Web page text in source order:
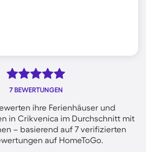
7 BEWERTUNGEN
ihre Ferienhäuser und
in Crikvenica im Durchschnitt mit
– basierend auf 7 verifizierten
auf HomeToGo.